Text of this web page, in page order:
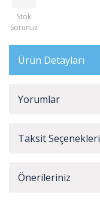
Stok
Sorunuz
Ürün Detayları
Yorumlar
Taksit Seçenekleri
Önerileriniz